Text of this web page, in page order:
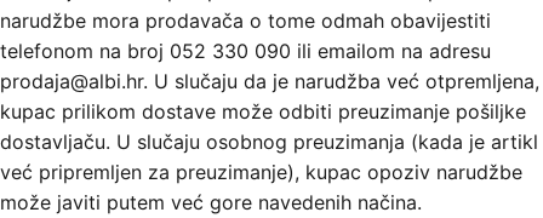
narudžbe mora prodavača o tome odmah obavijestiti
telefonom na broj 052 330 090 ili emailom na adresu
prodaja@albi.hr. U slučaju da je narudžba već otpremljena,
kupac prilikom dostave može odbiti preuzimanje pošiljke
dostavljaču. U slučaju osobnog preuzimanja (kada je artikl
već pripremljen za preuzimanje), kupac opoziv narudžbe
može javiti putem već gore navedenih načina.